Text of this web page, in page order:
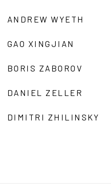
ANDREW WYETH
GAO XINGJIAN
BORIS ZABOROV
DANIEL ZELLER
DIMITRI ZHILINSKY